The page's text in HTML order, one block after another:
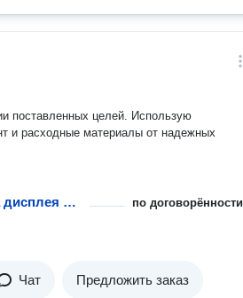
поставленных целей. Использую
и расходные материалы от надежных
Снятие и установка дисплея в сборе телефона или планшета по договорённости
Чат Предложить заказ